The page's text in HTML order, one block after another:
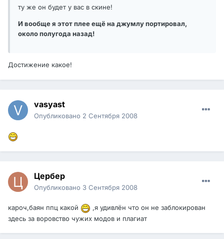
ту же он будет у вас в скине!
И вообще я этот плее ещё на джумлу портировал,
около полугода назад!
Достижение какое!
vasyast
Опубликовано 2 Сентября 2008
Цербер
Опубликовано 3 Сентября 2008
кароч,баян ппц какой
,я удивлён что он не заблокирован
здесь за воровство чужих модов и плагиат